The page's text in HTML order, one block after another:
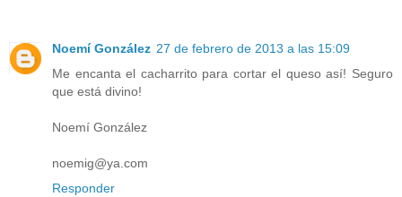
Noemí González 27 de febrero de 2013 a las 15:09
Me encanta el cacharrito para cortar el queso así! Seguro
que está divino!
Noemí González
noemig@ya.com
Responder